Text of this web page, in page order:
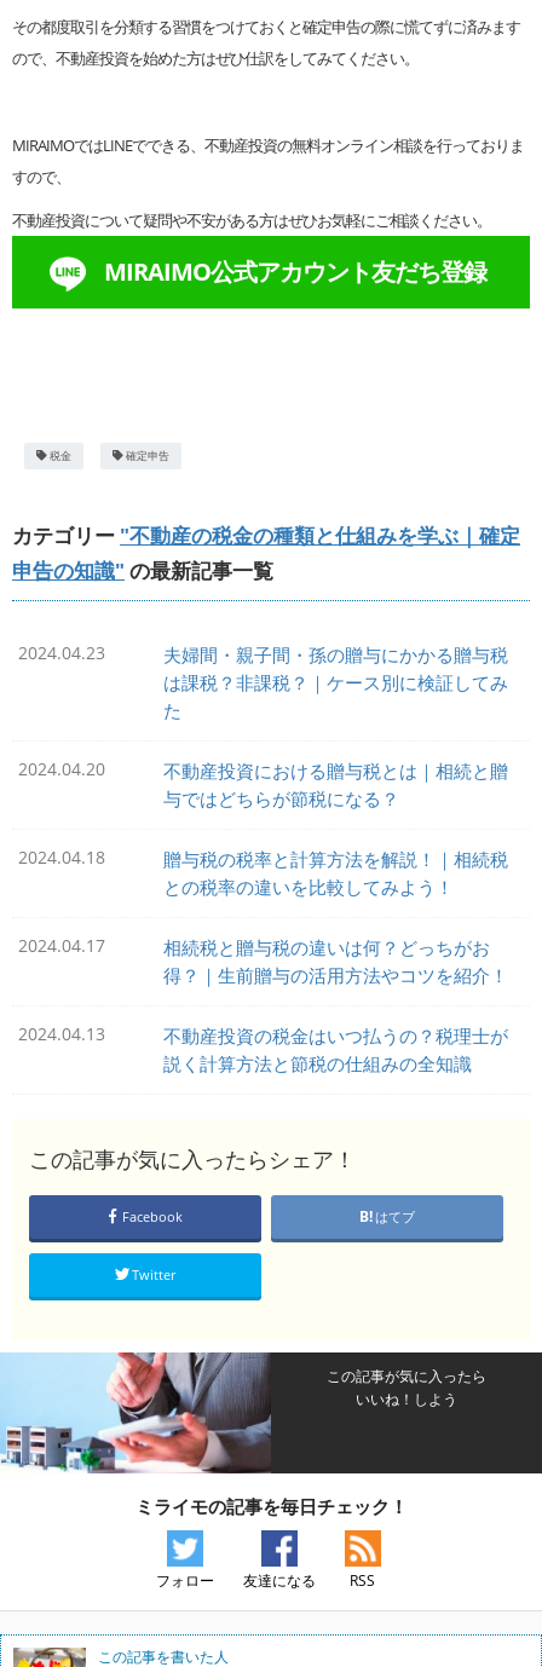
その都度取引を分類する習慣をつけておくと確定申告の際に慌てずに済みます
ので、不動産投資を始めた方はぜひ仕訳をしてみてください。
MIRAIMOではLINEでできる、不動産投資の無料オンライン相談を行っておりま
すので、
不動産投資について疑問や不安がある方はぜひお気軽にご相談ください。
MIRAIMO公式アカウント友だち登録
税金 確定申告
カテゴリー "不動産の税金の種類と仕組みを学ぶ｜確定
申告の知識" の最新記事一覧
2024.04.23
夫婦間・親子間・孫の贈与にかかる贈与税
は課税？非課税？｜ケース別に検証してみ
た
2024.04.20
不動産投資における贈与税とは｜相続と贈
与ではどちらが節税になる？
2024.04.18
贈与税の税率と計算方法を解説！｜相続税
との税率の違いを比較してみよう！
2024.04.17
相続税と贈与税の違いは何？どっちがお
得？｜生前贈与の活用方法やコツを紹介！
2024.04.13
不動産投資の税金はいつ払うの？税理士が
説く計算方法と節税の仕組みの全知識
この記事が気に入ったらシェア！
Facebook はてブ
Twitter
この記事が気に入ったら
いいね！しよう
ミライモの記事を毎日チェック！
フォロー 友達になる RSS
この記事を書いた人